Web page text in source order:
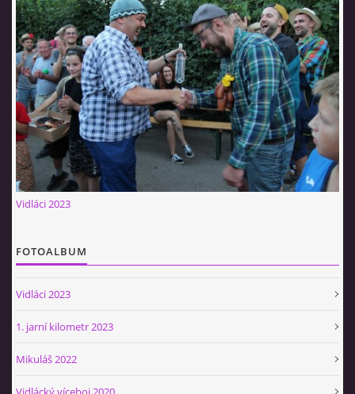
CESTA KOLEM SVĚTA 2014 - VIDEO
VIDLÁCKÝ VÍCEBOJ 2023
CENÍK
Šafránka 182E
petr.jerousek@vinium.cz
Vidláci 2023
FOTOALBUM
Vidláci 2023
1. jarní kilometr 2023
Mikuláš 2022